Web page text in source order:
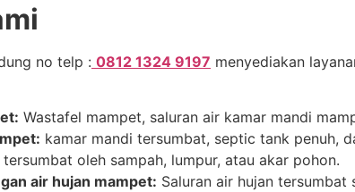
no telp : 0812 1324 9197 menyediakan
Wastafel mampet, saluran air kamar mandi
kamar mandi tersumbat, septic tank penuh,
tersumbat oleh sampah, lumpur, atau akar pohon.
air hujan mampet: Saluran air hujan